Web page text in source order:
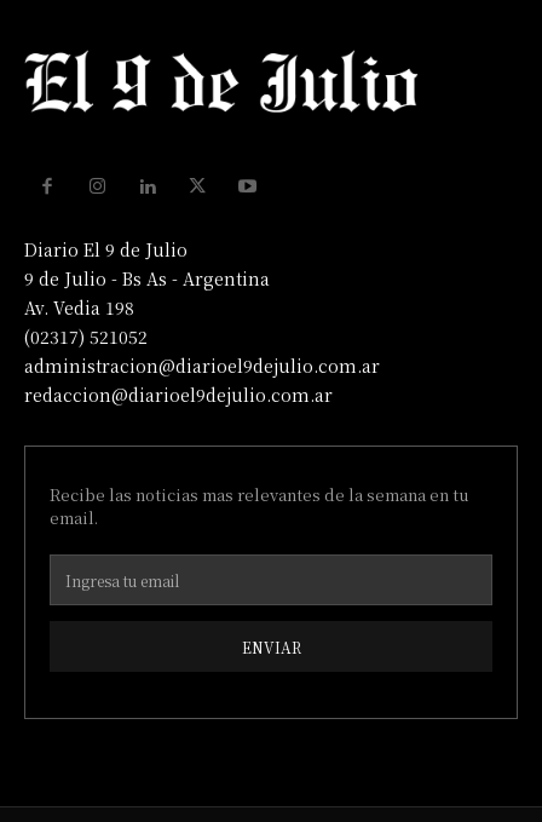
Diario El 9 de Julio
9 de Julio - Bs As - Argentina
Av. Vedia 198
(02317) 521052
administracion@diarioel9dejulio.com.ar
redaccion@diarioel9dejulio.com.ar
Recibe las noticias mas relevantes de la semana en tu
email.
ENVIAR